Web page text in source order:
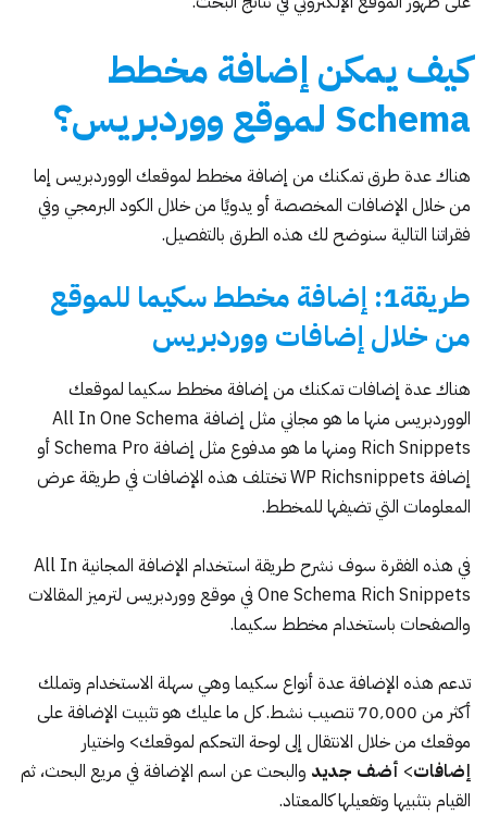
كيف يمكن إضافة مخطط
Schema لموقع ووردبريس؟
هناك عدة طرق تمكنك من إضافة مخطط لموقعك الووردبريس إما
من خلال الإضافات المخصصة أو يدويًا من خلال الكود البرمجي وفي
فقراتنا التالية سنوضح لك هذه الطرق بالتفصيل.
طريقة1: إضافة مخطط سكيما للموقع
من خلال إضافات ووردبريس
هناك عدة إضافات تمكنك من إضافة مخطط سكيما لموقعك
الووردبريس منها ما هو مجاني مثل
إضافة All In One Schema
Rich Snippets ومنها ما هو مدفوع مثل إضافة Schema Pro
أو
إضافة WP Richsnippets
تختلف هذه الإضافات في طريقة عرض
المعلومات التي تضيفها للمخطط.
في هذه الفقرة سوف نشرح طريقة استخدام الإضافة المجانية All In
One Schema Rich Snippets في موقع ووردبريس لترميز المقالات
والصفحات باستخدام مخطط سكيما.
تدعم هذه الإضافة عدة أنواع سكيما وهي سهلة الاستخدام وتملك
أكثر من 70٬000 تنصيب نشط. كل ما عليك هو تثبيت الإضافة على
موقعك من خلال الانتقال إلى لوحة التحكم لموقعك> واختيار
إضافات> أضف جديد والبحث عن اسم الإضافة في مريع البحث، ثم
القيام بتثبيها وتفعيلها كالمعتاد.